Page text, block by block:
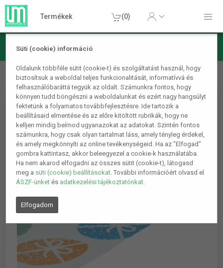
Süti (cookie) információ
Oldalunk többféle sütit (cookie-t) és szolgáltatást használ, hogy
biztosítsuk a weboldal teljes funkcionalitását, informatívvá és
felhasználóbaráttá tegyük az oldalt. Számunkra fontos, hogy
könnyen tudd böngészni a weboldalunkat és ezért nagy hangsúlyt
fektetünk a folyamatos továbbfejlesztésre. Ide tartozik a
beállításaid elmentése és az előre kitöltött rubrikák, hogy ne
kelljen mindig beírnod ugyanazokat az adatokat. Szintén fontos
számunkra, hogy csak olyan tartalmat láss, amely tényleg érdekel,
és amely megkönnyíti az online tevékenységeid. Ha az "Elfogad"
gombra kattintasz, akkor beleegyezel a cookie-k használatába.
Ha nem akarod elfogadni az összes sütit (cookie-t), látogasd
meg a süti (cookie) beállításokat. További információért olvasd el
ÁSZF-ünket és adatkezelési tájékoztatónkat.
Elfogadom
Termékek (0)
Konyhai termékek Konyhai kiegészítők
Asztalterítő futó
- 180 x 28 cm - 100% poliészter